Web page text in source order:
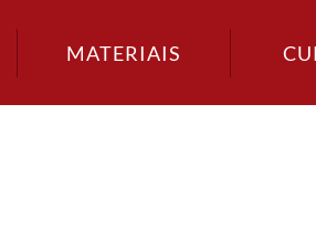
MATERIAIS